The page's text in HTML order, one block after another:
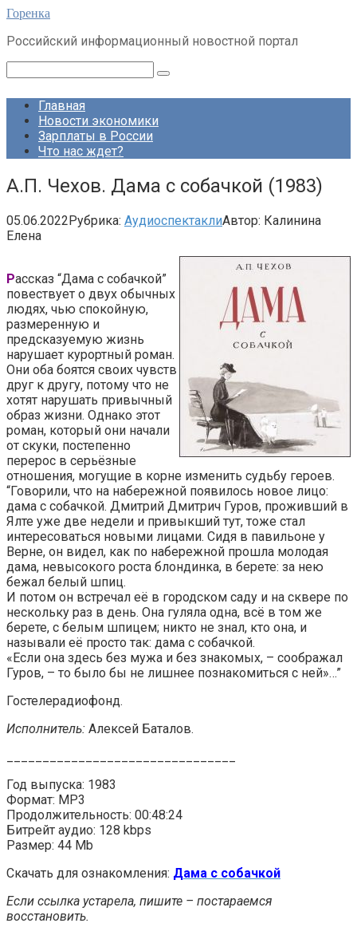
Перейти
контенту
Горенка
Российский информационный новостной портал
Главная
Новости экономики
Зарплаты в России
Что нас ждет?
А.П. Чехов. Дама с собачкой (1983)
05.06.2022Рубрика: АудиоспектаклиАвтор: Калинина
Елена
Рассказ “Дама с собачкой”
повествует о двух обычных
людях, чью спокойную,
размеренную и
предсказуемую жизнь
нарушает курортный роман.
Они оба боятся своих чувств
друг к другу, потому что не
хотят нарушать привычный
образ жизни. Однако этот
роман, который они начали
от скуки, постепенно
перерос в серьёзные
отношения, могущие в корне изменить судьбу героев.
“Говорили, что на набережной появилось новое лицо:
дама с собачкой. Дмитрий Дмитрич Гуров, проживший в
Ялте уже две недели и привыкший тут, тоже стал
интересоваться новыми лицами. Сидя в павильоне у
Верне, он видел, как по набережной прошла молодая
дама, невысокого роста блондинка, в берете: за нею
бежал белый шпиц.
И потом он встречал её в городском саду и на сквере по
нескольку раз в день. Она гуляла одна, всё в том же
берете, с белым шпицем; никто не знал, кто она, и
называли её просто так: дама с собачкой.
«Если она здесь без мужа и без знакомых, – соображал
Гуров, – то было бы не лишнее познакомиться с ней»…”
Гостелерадиофонд.
Исполнитель: Алексей Баталов.
Год выпуска: 1983
Формат: MP3
Продолжительность: 00:48:24
Битрейт аудио: 128 kbps
Размер: 44 Mb
Скачать для ознакомления: Дама с собачкой
Если ссылка устарела, пишите – постараемся
восстановить.